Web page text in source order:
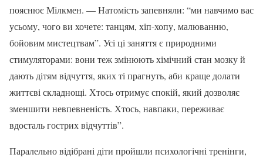
пояснює Мілкмен. — Натомість запевняли: “ми навчимо вас
усьому, чого ви хочете: танцям, хіп-хопу, малюванню,
бойовим мистецтвам”. Усі ці заняття є природними
стимуляторами: вони теж змінюють хімічний стан мозку й
дають дітям відчуття, яких ті прагнуть, аби краще долати
життєві складнощі. Хтось отримує спокій, який дозволяє
зменшити невпевненість. Хтось, навпаки, переживає
вдосталь гострих відчуттів”.
Паралельно відібрані діти пройшли психологічні тренінги,